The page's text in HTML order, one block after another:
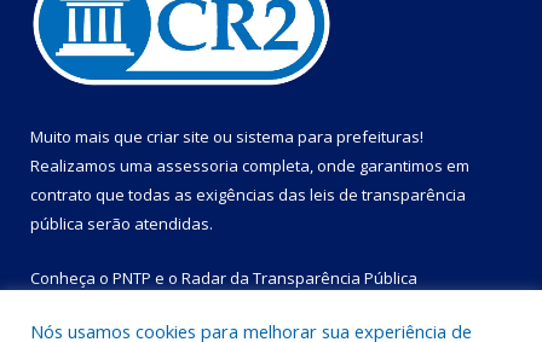
Muito mais que criar site ou sistema para prefeituras!
Realizamos uma assessoria completa, onde garantimos em
contrato que todas as exigências das leis de transparência
pública serão atendidas.
Conheça o PNTP e o Radar da Transparência Pública
Nós usamos cookies para melhorar sua experiência de